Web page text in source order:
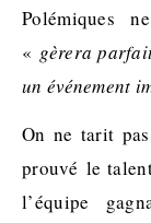
Polémiques
« gèrera
un événement
On ne tarit
prouvé le
l’équipe